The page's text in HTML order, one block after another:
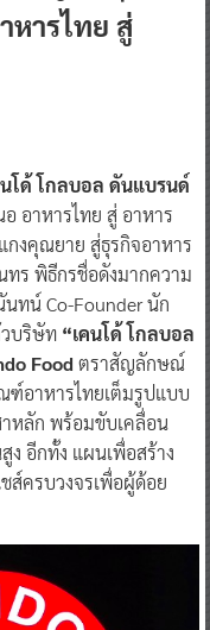
หารไทย สู่
โด้ โกลบอล ดันแบรนด์
อาหารไทย สู่ อาหาร
กงคุณยาย สู่ธุรกิจอาหาร
ทร พิธีกรชื่อดังมากความ
ทน์ Co-Founder นัก
บริษัท “เคนโด้ โกลบอล
Food ตราสัญลักษณ์
ฑ์อาหารไทยเต็มรูปแบบ
หลัก พร้อมขับเคลื่อน
ง อีกทั้ง แผนเพื่อสร้าง
ส์ครบวงจรเพื่อผู้ด้อย